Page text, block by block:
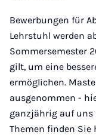
Bewerbungen für
Lehrstuhl werden
Sommersemester
gilt, um eine
ermöglichen.
ausgenommen -
ganzjährig auf uns
Themen finden Sie